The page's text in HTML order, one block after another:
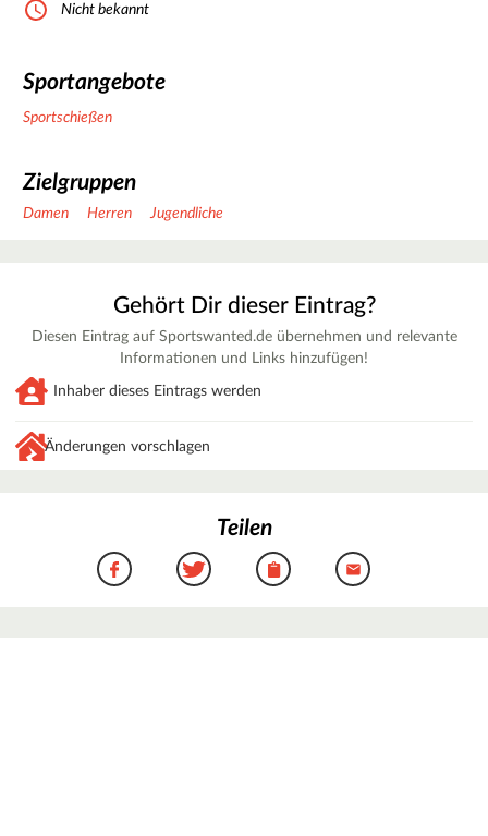
Nicht bekannt
Sportangebote
Sportschießen
Zielgruppen
Damen Herren Jugendliche
Gehört Dir dieser Eintrag?
Diesen Eintrag auf Sportswanted.de übernehmen und relevante
Informationen und Links hinzufügen!
Inhaber dieses Eintrags werden
Änderungen vorschlagen
Teilen